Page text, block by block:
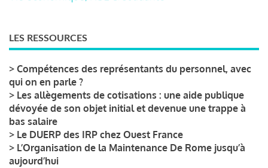
LES RESSOURCES
> Compétences des représentants du personnel, avec
qui on en parle ?
> Les allègements de cotisations : une aide publique
dévoyée de son objet initial et devenue une trappe à
bas salaire
> Le DUERP des IRP chez Ouest France
> L’Organisation de la Maintenance De Rome jusqu’à
aujourd’hui